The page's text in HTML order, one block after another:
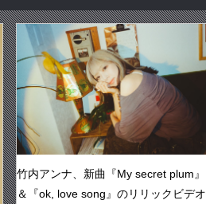
竹内アンナ、新曲『My secret plum』
＆『ok, love song』のリリックビデオ